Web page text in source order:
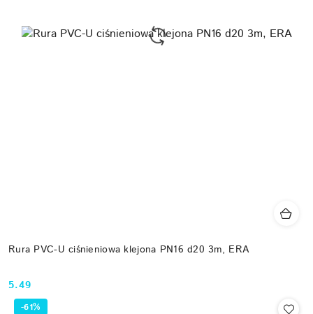
Rura PVC-U ciśnieniowa klejona PN16 d20 3m, ERA
Cena:
5.49
-61%